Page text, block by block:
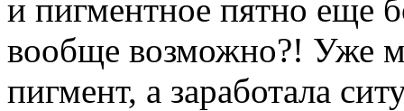
и пигментное пятно еще
вообще возможно?! Уже
пигмент, а заработала